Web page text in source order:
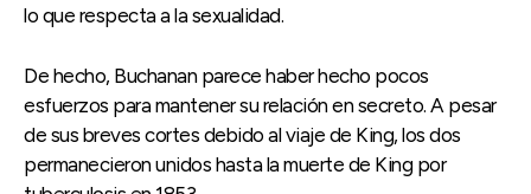
lo que respecta a la sexualidad.
De hecho, Buchanan parece haber hecho pocos
esfuerzos para mantener su relación en secreto. A pesar
de sus breves cortes debido al viaje de King, los dos
permanecieron unidos hasta la muerte de King por